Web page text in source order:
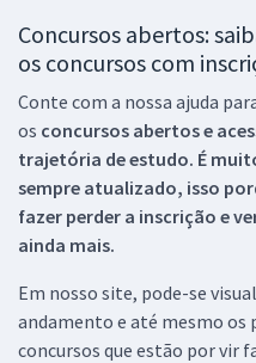
Concursos abertos:
os concursos com
Conte com a nossa ajuda
os concursos abertos e
trajetória de estudo. É
sempre atualizado, isso
fazer perder a inscrição e
ainda mais.
Em nosso site, pode-se
andamento e até mesmo os
concursos que estão por vir